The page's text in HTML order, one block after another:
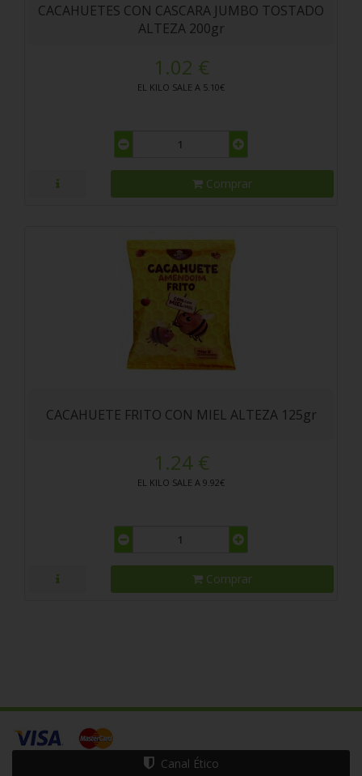
CACAHUETES CON CASCARA JUMBO TOSTADO
ALTEZA 200gr
1.02 €
EL KILO SALE A 5.10€
Comprar
CACAHUETE FRITO CON MIEL ALTEZA 125gr
1.24 €
EL KILO SALE A 9.92€
Comprar
Canal Ético